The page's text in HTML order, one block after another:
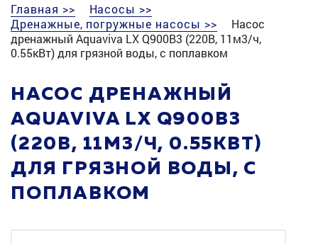
Главная >>
Насосы >>
Дренажные, погружные насосы >>
Насос
дренажный Aquaviva LX Q900B3 (220В, 11м3/ч,
0.55кВт) для грязной воды, с поплавком
НАСОС ДРЕНАЖНЫЙ
AQUAVIVA LX Q900B3
(220В, 11М3/Ч, 0.55КВТ)
ДЛЯ ГРЯЗНОЙ ВОДЫ, С
ПОПЛАВКОМ